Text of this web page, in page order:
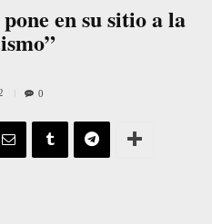
en su sitio a la
0